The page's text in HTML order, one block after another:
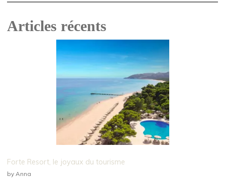
Articles récents
Forte Resort, le joyaux du tourisme
by Anna